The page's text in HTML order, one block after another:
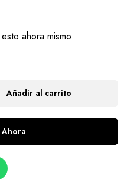
ahora mismo
Añadir al carrito